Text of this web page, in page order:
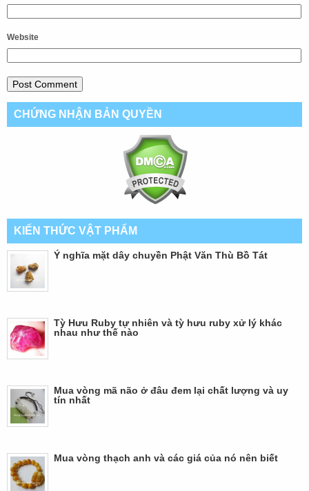
Website
CHỨNG NHẬN BẢN QUYỀN
KIẾN THỨC VẬT PHẨM
Ý nghĩa mặt dây chuyền Phật Văn Thù Bồ Tát
Tỳ Hưu Ruby tự nhiên và tỳ hưu ruby xử lý khác
nhau như thế nào
Mua vòng mã não ở đâu đem lại chất lượng và uy
tín nhất
Mua vòng thạch anh và các giá của nó nên biết